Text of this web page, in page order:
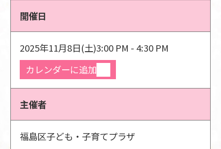
開催日
2025年11月8日(土)3:00 PM - 4:30 PM
カレンダーに追加
主催者
福島区子ども・子育てプラザ